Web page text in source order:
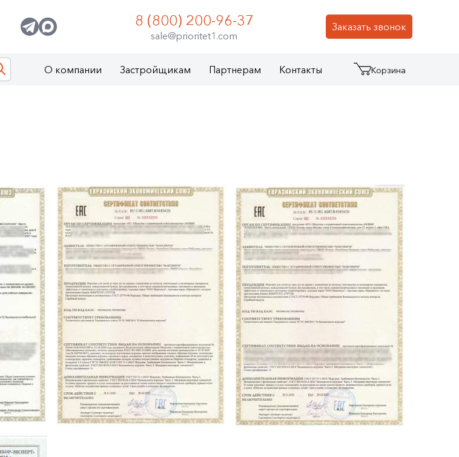
Заказать звонок
8 (800) 200-96-37
sale@prioritet1.com
О компании Застройщикам Партнерам Контакты Корзина